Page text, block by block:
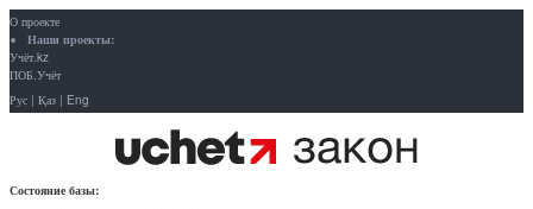
О проекте
Наши проекты:
Учёт.kz
ПОБ.Учёт
Рус | Қаз | Eng
Состояние базы: